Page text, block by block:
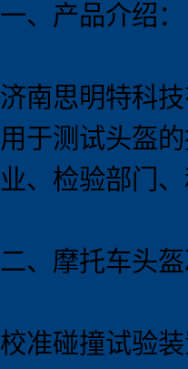
一、产品介绍：
济南思明特科
用于测试头盔
业、检验部门
二、摩托车头
校准碰撞试验